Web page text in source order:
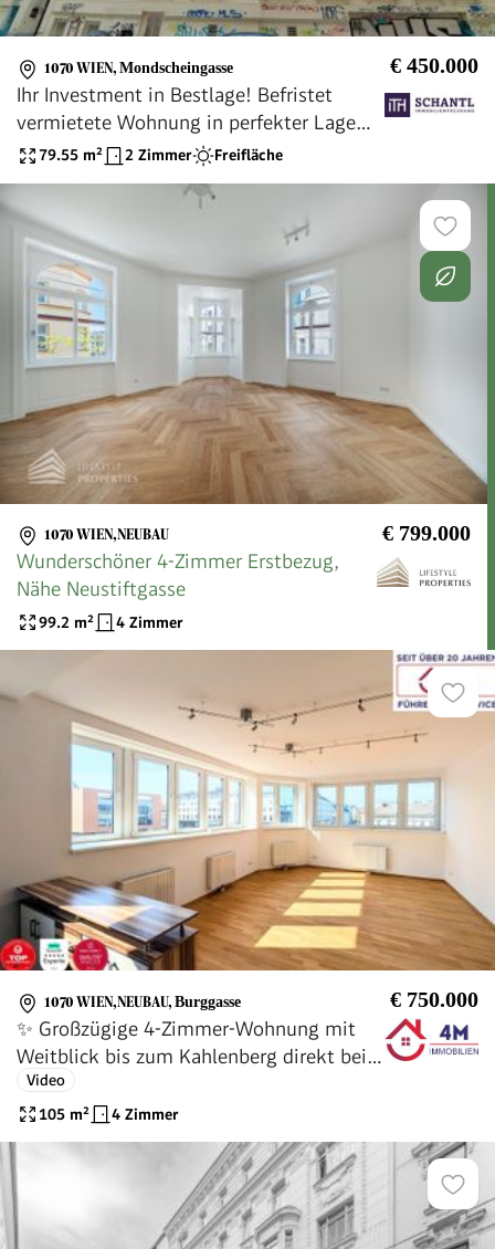
1070 WIEN, Mondscheingasse € 450.000
Ihr Investment in Bestlage! Befristet
vermietete Wohnung in perfekter Lage
und mit bester Ausstattung! Mitten im 7.
79.55 m² 2 Zimmer Freifläche
1070 WIEN,NEUBAU € 799.000
Wunderschöner 4-Zimmer Erstbezug,
Nähe Neustiftgasse
99.2 m² 4 Zimmer
1070 WIEN,NEUBAU, Burggasse € 750.000
✨ Großzügige 4-Zimmer-Wohnung mit
Weitblick bis zum Kahlenberg direkt bei
Burggasse/Stadthalle
Video
105 m² 4 Zimmer